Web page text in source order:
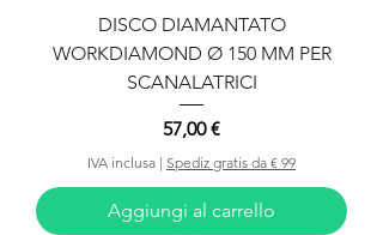
DISCO DIAMANTATO
WORKDIAMOND Ø 150 MM PER
SCANALATRICI
Prezzo
57,00 €
IVA inclusa | Spediz gratis da € 99
Aggiungi al carrello